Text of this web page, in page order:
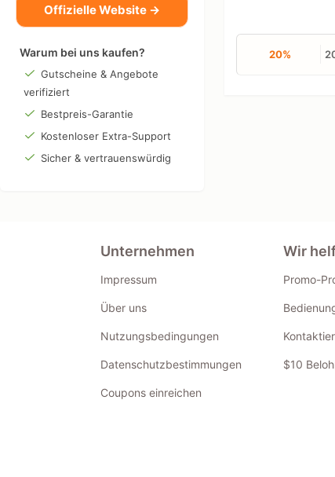
Offizielle Website →
Warum bei uns kaufen?
Gutscheine & Angebote
verifiziert
Bestpreis-Garantie
Kostenloser Extra-Support
Sicher & vertrauenswürdig
20%
Unternehmen
Impressum
Über uns
Nutzungsbedingungen
Datenschutzbestimmungen
Coupons einreichen
Wir
Promo-
$10